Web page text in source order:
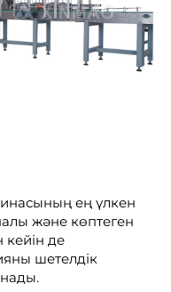
ең үлкен
және көптеген
де
шетелдік